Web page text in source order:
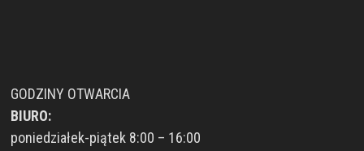
GODZINY OTWARCIA
BIURO:
poniedziałek-piątek 8:00 – 16:00